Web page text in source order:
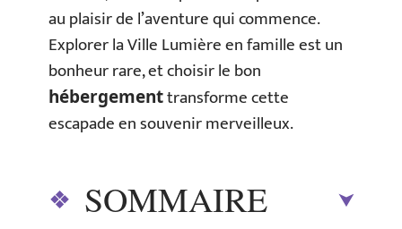
au plaisir de l’aventure qui commence.
Explorer la Ville Lumière en famille est un
bonheur rare, et choisir le bon
hébergementtransforme cette
escapade en souvenir merveilleux.
SOMMAIRE